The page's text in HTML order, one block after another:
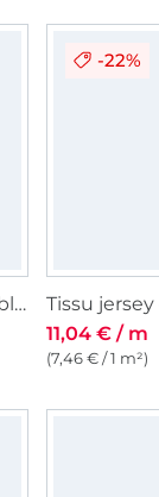
Tissu jersey simple uni, blanc
-22%
11,04 € / m
(7,46 € / 1 m²)